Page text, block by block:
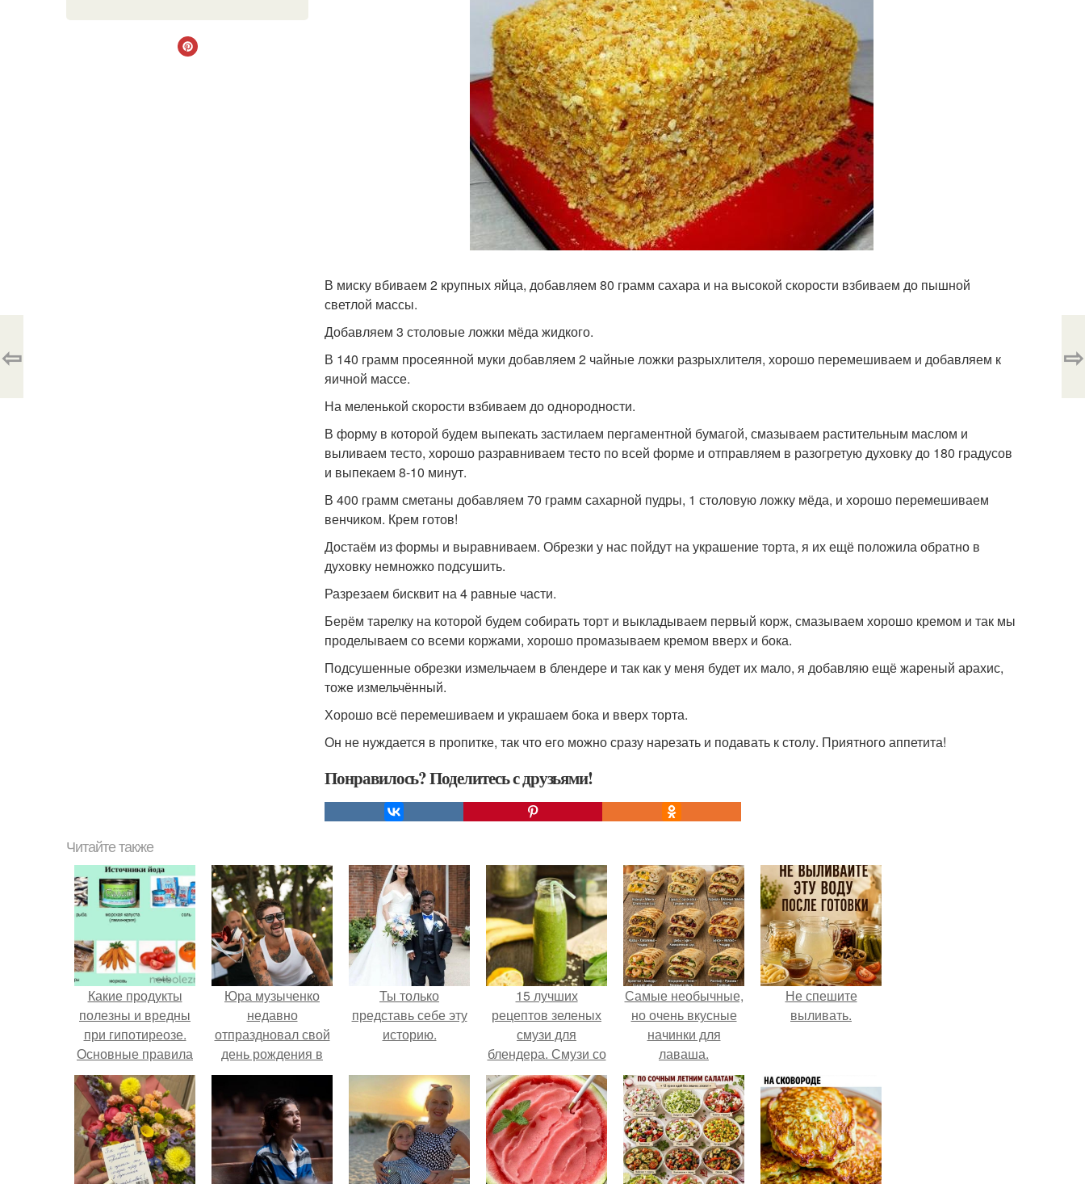
В миску вбиваем 2 крупных яйца, добавляем 80 грамм сахара и на высокой скорости взбиваем до пышной
светлой массы.
Добавляем 3 столовые ложки мёда жидкого.
В 140 грамм просеянной муки добавляем 2 чайные ложки разрыхлителя, хорошо перемешиваем и добавляем к
яичной массе.
На меленькой скорости взбиваем до однородности.
В форму в которой будем выпекать застилаем пергаментной бумагой, смазываем растительным маслом и
выливаем тесто, хорошо разравниваем тесто по всей форме и отправляем в разогретую духовку до 180 градусов
и выпекаем 8-10 минут.
В 400 грамм сметаны добавляем 70 грамм сахарной пудры, 1 столовую ложку мёда, и хорошо перемешиваем
венчиком. Крем готов!
Достаём из формы и выравниваем. Обрезки у нас пойдут на украшение торта, я их ещё положила обратно в
духовку немножко подсушить.
Разрезаем бисквит на 4 равные части.
Берём тарелку на которой будем собирать торт и выкладываем первый корж, смазываем хорошо кремом и так мы
проделываем со всеми коржами, хорошо промазываем кремом вверх и бока.
Подсушенные обрезки измельчаем в блендере и так как у меня будет их мало, я добавляю ещё жареный арахис,
тоже измельчённый.
Хорошо всё перемешиваем и украшаем бока и вверх торта.
Он не нуждается в пропитке, так что его можно сразу нарезать и подавать к столу. Приятного аппетита!
Понравилось? Поделитесь с друзьями!
⇦ ⇨
Читайте также
Какие продукты
полезны и вредны
при гипотиреозе.
Основные правила
диеты при
гипотиреозе
Юра музыченко
недавно
отпраздновал свой
день рождения в
кругу самых
близких и родных
людей.
Ты только
представь себе эту
историю.
15 лучших
рецептов зеленых
смузи для
блендера. Смузи со
шпинатом —
вкусный и
полезный напиток
Самые необычные,
но очень вкусные
начинки для
лаваша.
Не спешите
выливать.